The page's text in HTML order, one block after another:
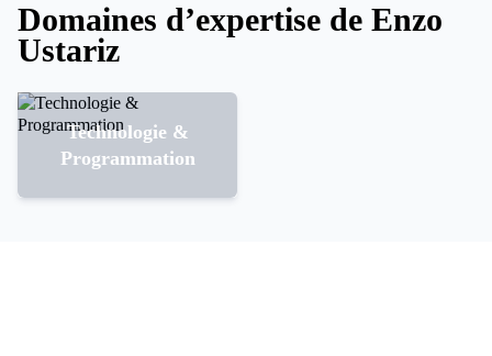
Domaines d’expertise de Enzo
Ustariz
Technologie &
Programmation